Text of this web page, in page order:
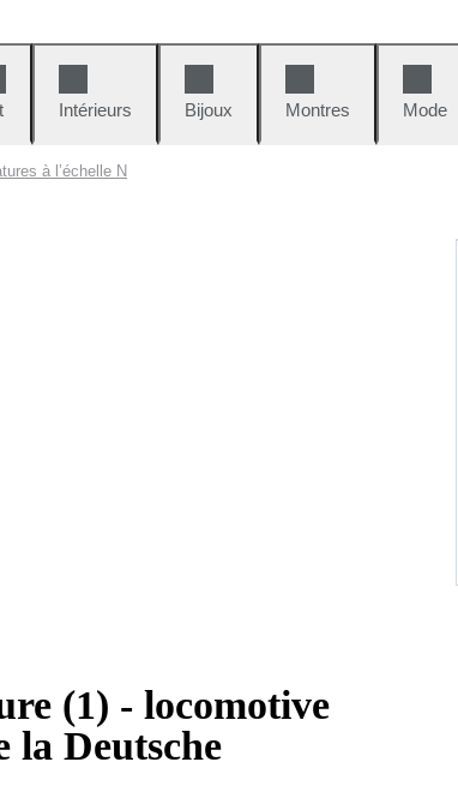
Intérieurs Bijoux Montres Mode
à l’échelle N
(1) - locomotive
la Deutsche